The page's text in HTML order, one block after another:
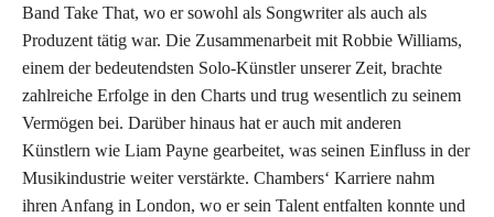
Band Take That, wo er sowohl als Songwriter als auch als
Produzent tätig war. Die Zusammenarbeit mit Robbie Williams,
einem der bedeutendsten Solo-Künstler unserer Zeit, brachte
zahlreiche Erfolge in den Charts und trug wesentlich zu seinem
Vermögen bei. Darüber hinaus hat er auch mit anderen
Künstlern wie Liam Payne gearbeitet, was seinen Einfluss in der
Musikindustrie weiter verstärkte. Chambers‘ Karriere nahm
ihren Anfang in London, wo er sein Talent entfalten konnte und